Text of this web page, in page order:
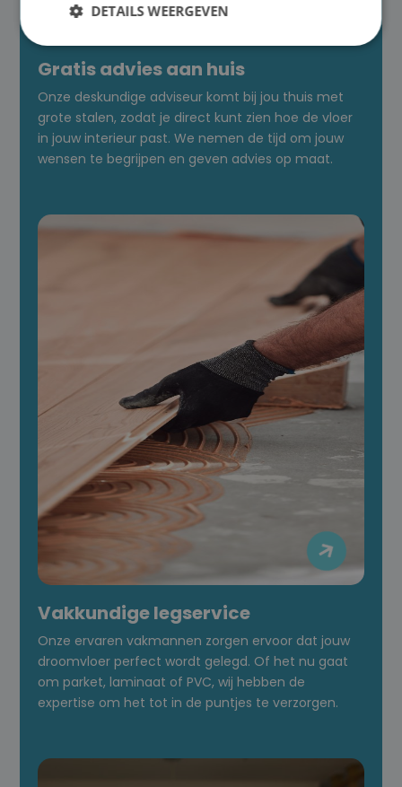
Gratis advies aan huis
Onze deskundige adviseur komt bij jou thuis met
grote stalen, zodat je direct kunt zien hoe de vloer
in jouw interieur past. We nemen de tijd om jouw
wensen te begrijpen en geven advies op maat.

Vakkundige legservice
Onze ervaren vakmannen zorgen ervoor dat jouw
droomvloer perfect wordt gelegd. Of het nu gaat
om parket, laminaat of PVC, wij hebben de
expertise om het tot in de puntjes te verzorgen.
DETAILS WEERGEVEN